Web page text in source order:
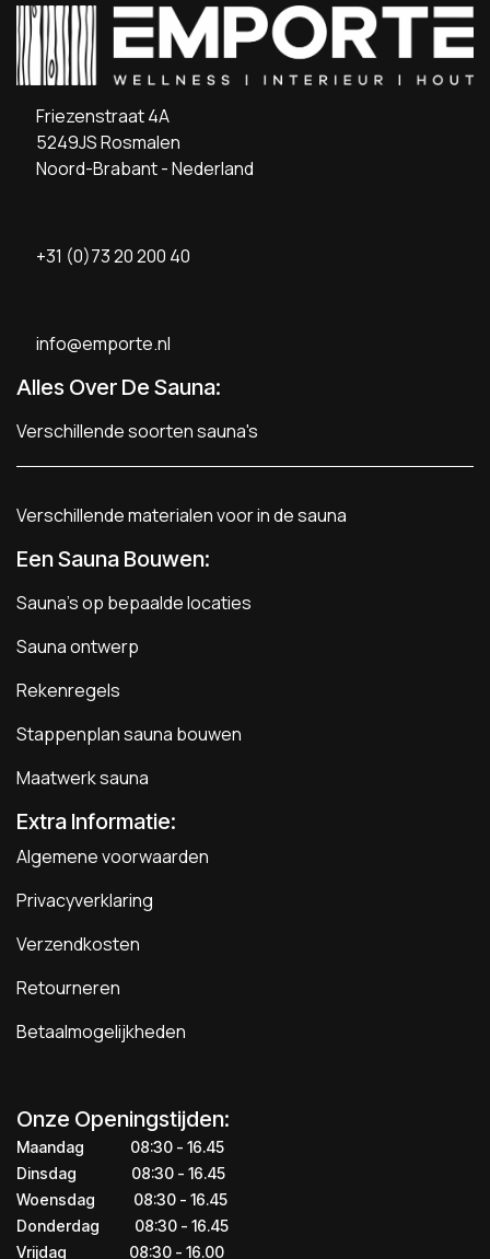
Friezenstraat 4A
5249JS Rosmalen
Noord-Brabant - Nederland
+31 (0)73 20 200 40
info@emporte.nl
Alles Over De Sauna:
Verschillende soorten sauna's
Verschillende materialen voor in de sauna
Een Sauna Bouwen:
Sauna's op bepaalde locaties
Sauna ontwerp
Rekenregels
Stappenplan sauna bouwen
Maatwerk sauna
Extra Informatie:
Algemene voorwaarden
Privacyverklaring
Verzendkosten
Retourneren
Betaalmogelijkheden
Onze Openingstijden:
Maandag
​​​08:30 - 16.45​
Dinsdag
​​​​08:30 - 16.45
Woensdag
​08:30 - 16.45
Donderdag
​​​​​08:30 - 16.45
Vrijdag
​​​​​08:30 - 16.00